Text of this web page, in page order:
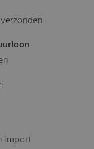
import